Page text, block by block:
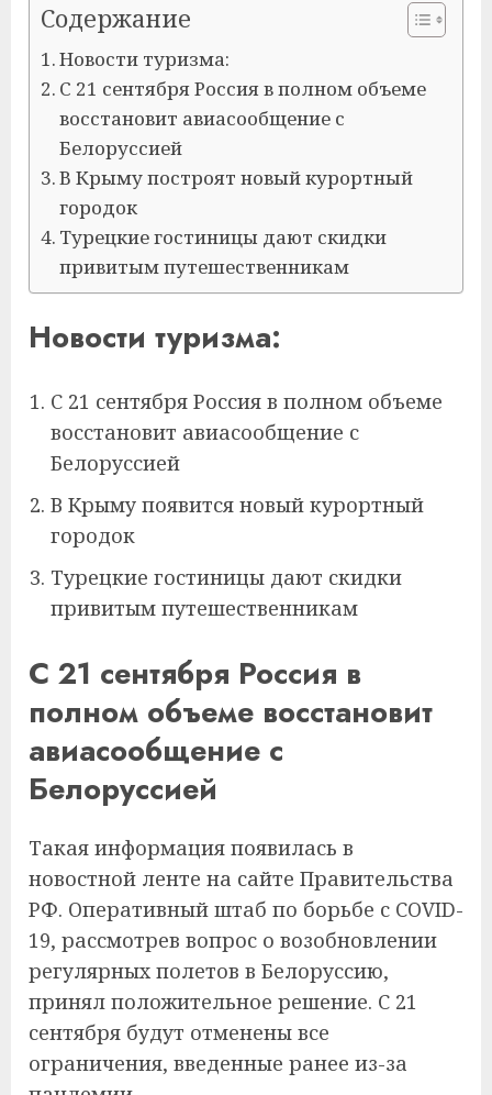
Содержание
Новости туризма:
С 21 сентября Россия в полном объеме
восстановит авиасообщение с
Белоруссией
В Крыму построят новый курортный
городок
Турецкие гостиницы дают скидки
привитым путешественникам
Новости туризма:
С 21 сентября Россия в полном объеме
восстановит авиасообщение с
Белоруссией
В Крыму появится новый курортный
городок
Турецкие гостиницы дают скидки
привитым путешественникам
С 21 сентября Россия в
полном объеме восстановит
авиасообщение с
Белоруссией
Такая информация появилась в
новостной ленте на сайте Правительства
РФ. Оперативный штаб по борьбе с COVID-
19, рассмотрев вопрос о возобновлении
регулярных полетов в Белоруссию,
принял положительное решение. С 21
сентября будут отменены все
ограничения, введенные ранее из-за